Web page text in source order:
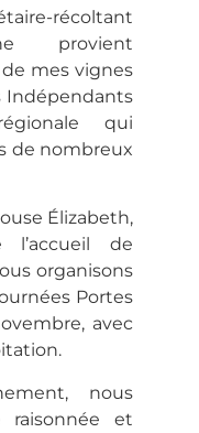
récoltant
provient
mes vignes
Indépendants
qui
de nombreux
Élizabeth,
l’accueil de
organisons
Portes
avec
nous
raisonnée et